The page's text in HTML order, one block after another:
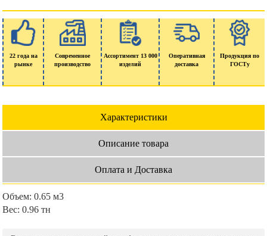
22 года на
рынке
Современное
производство
Ассортимент 13 000
изделий
Оперативная
доставка
Продукция по
ГОСТу
Характеристики
Описание товара
Оплата и Доставка
Объем: 0.65 м3
Вес: 0.96 тн